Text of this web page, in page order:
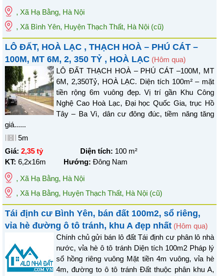
, Xã Hạ Bằng, Hà Nội
, Xã Bình Yên, Huyện Thạch Thất, Hà Nội (cũ)
LÔ ĐẤT, HOÀ LẠC , THẠCH HOÀ – PHÚ CÁT –
100M, MT 6M, 2, 350 TỶ , HOÀ LẠC (Hôm qua)
LÔ ĐẤT THẠCH HOÀ – PHÚ CÁT –100M, MT
6M, 2,350Tỷ, HOÀ LẠC. Diện tích 100m² – mặt
tiền rộng 6m vuông đẹp. Vị trí gần Khu Công
Nghệ Cao Hoà Lạc, Đại học Quốc Gia, trục Hồ
Tây – Ba Vì, dân cư đông đúc, tiềm năng tăng
giá......
5m
Giá: 2,35 tỷ Diện tích: 100 m²
KT: 6,2x16m Hướng: Đông Nam
, Xã Hạ Bằng, Hà Nội
, Xã Hạ Bằng, Huyện Thạch Thất, Hà Nội (cũ)
Tái định cư Bình Yên, bán đất 100m2, sổ riêng,
vỉa hè đường ô tô tránh, khu A đẹp nhất (Hôm qua)
Chính chủ gửi bán lô đất Tái định cư phân lô nhà
nước, vỉa hè ô tô tránh Diện tích 100m2 Pháp lý
sổ hồng riêng vuông Mặt tiền 4m vuông, vỉa hè
4m, đường to ô tô tránh Đất thuộc phân khu A,